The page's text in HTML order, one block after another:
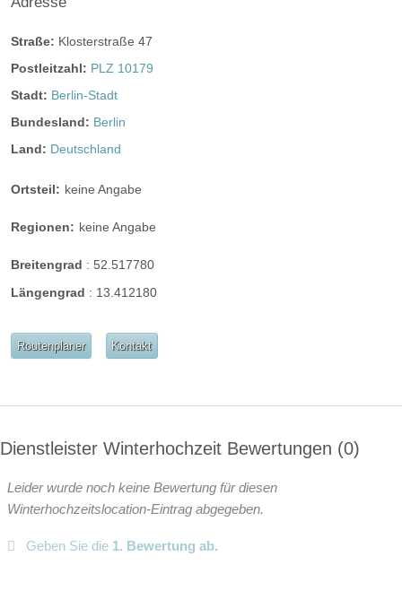
Straße: Klosterstraße 47
Postleitzahl: PLZ 10179
Stadt: Berlin-Stadt
Bundesland: Berlin
Land: Deutschland
Ortsteil: keine Angabe
Regionen: keine Angabe
Breitengrad : 52.517780
Längengrad : 13.412180
Routenplaner Kontakt
Dienstleister Winterhochzeit Bewertungen 0
Leider wurde noch keine Bewertung für diesen
Winterhochzeitslocation-Eintrag abgegeben.
Geben Sie die 1. Bewertung ab.